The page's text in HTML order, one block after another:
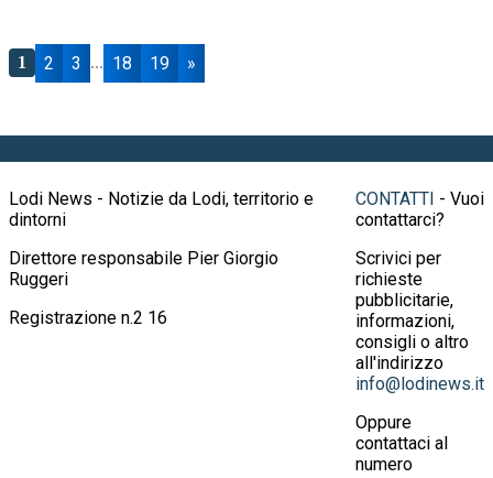
1 2 3 ... 18 19 »
Lodi News - Notizie da Lodi, territorio e
dintorni
Direttore responsabile Pier Giorgio
Ruggeri
Registrazione n.2 16
CONTATTI - Vuoi
contattarci?
Scrivici per
richieste
pubblicitarie,
informazioni,
consigli o altro
all'indirizzo
info@lodinews.it
Oppure
contattaci al
numero